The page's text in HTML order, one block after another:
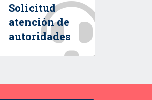
Solicitud
atención de
autoridades